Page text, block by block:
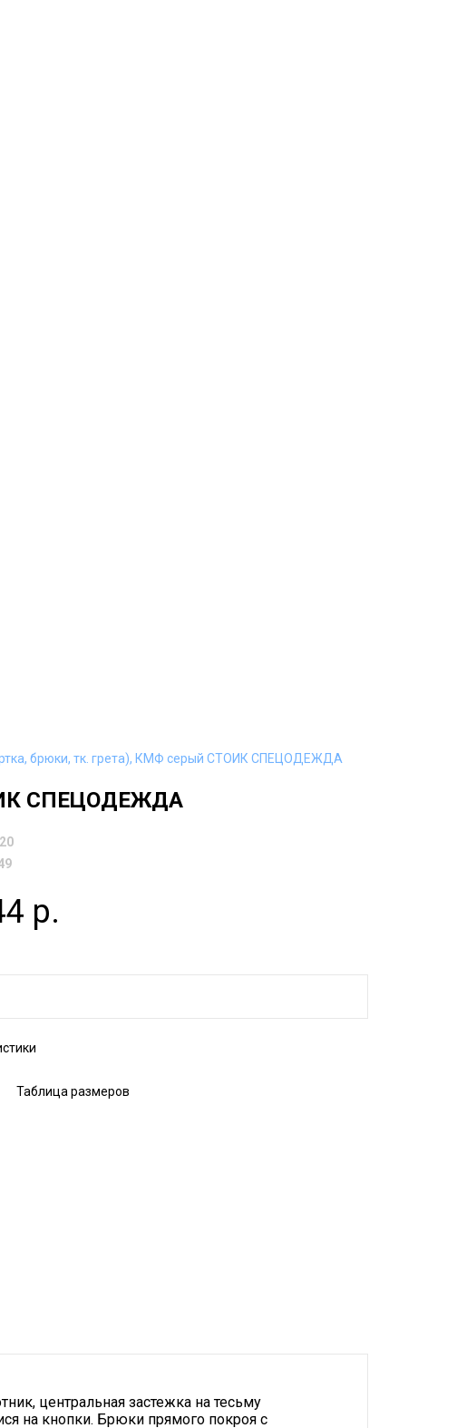
брюки, тк. грета), КМФ серый СТОИК СПЕЦОДЕЖДА
СПЕЦОДЕЖДА
р.
Таблица размеров
центральная застежка на тесьму
на кнопки. Брюки прямого покроя с